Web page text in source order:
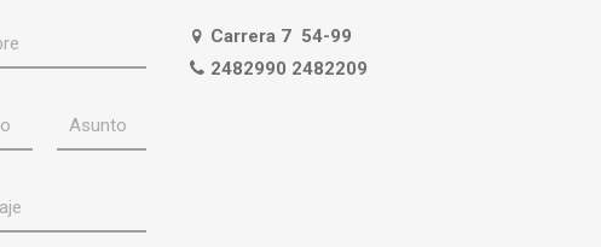
Carrera 7 54-99
2482990 2482209